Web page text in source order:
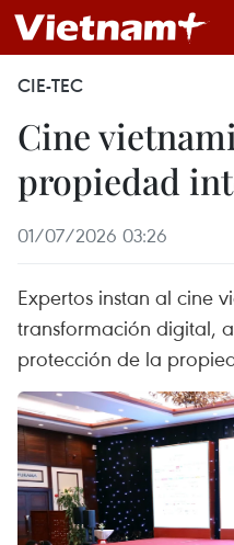
CIE-TEC
Cine
propiedad
01/07/2026 03:26
Expertos instan al cine
transformación digital,
protección de la